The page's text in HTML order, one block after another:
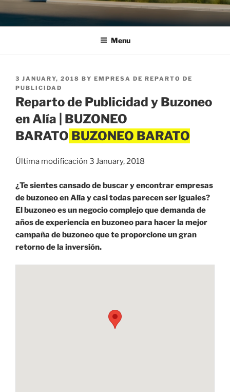
Menu
POSTED
ON
3 JANUARY, 2018 BY EMPRESA DE REPARTO DE
PUBLICIDAD
Reparto de Publicidad y Buzoneo
en Alía | BUZONEO
BARATO
Última modificación 3 January, 2018
¿Te sientes cansado de buscar y encontrar empresas
de buzoneo en Alía y casi todas parecen ser iguales?
El buzoneo es un negocio complejo que demanda de
años de experiencia en buzoneo para hacer la mejor
campaña de buzoneo que te proporcione un gran
retorno de la inversión.